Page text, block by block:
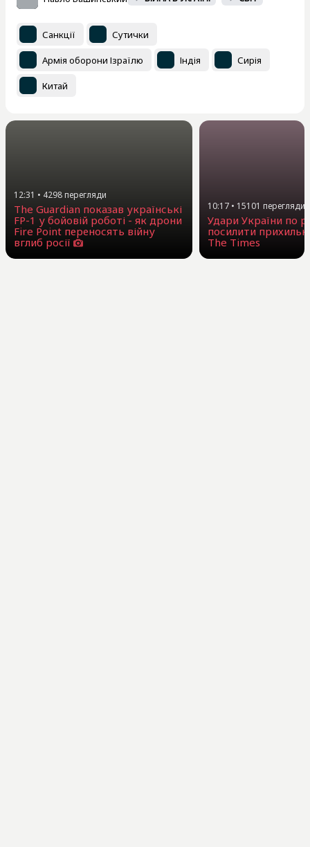
Санкції Сутички
Армія оборони Ізраїлю Індія Сирія
Китай
12:31 • 4298перегляди
The Guardian показав українські
FP-1 у бойовій роботі - як дрони
Fire Point переносять війну
вглиб росії
10:17 • 15101 перегляди
Удари України по
посилити
The Times